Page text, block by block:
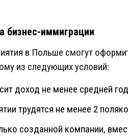
бизнес-иммиграции
в Польше смогут
из следующих условий:
доход не менее средней
трудятся не менее 2
созданной компании,